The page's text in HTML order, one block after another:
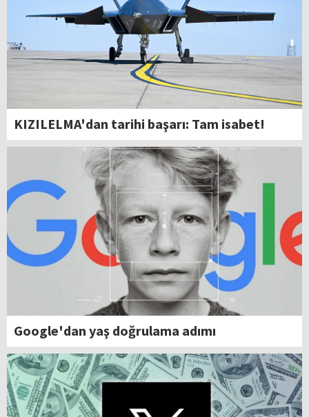
KIZILELMA'dan tarihi başarı: Tam isabet!
Google'dan yaş doğrulama adımı